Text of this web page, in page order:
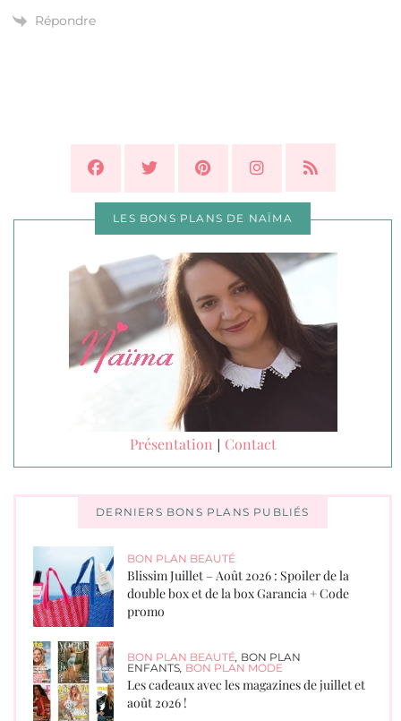
Répondre
LES BONS PLANS DE NAÏMA
Présentation | Contact
DERNIERS BONS PLANS PUBLIÉS
BON PLAN BEAUTÉ
Blissim Juillet – Août 2026 : Spoiler de la
double box et de la box Garancia + Code
promo
BON PLAN BEAUTÉ BON PLAN
ENFANTS BON PLAN MODE
Les cadeaux avec les magazines de juillet et
août 2026 !